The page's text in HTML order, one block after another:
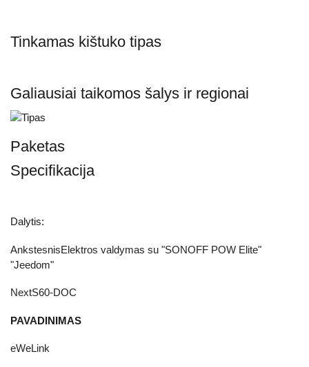
Tinkamas kištuko tipas
Galiausiai taikomos šalys ir regionai
Paketas
Specifikacija
Dalytis:
AnkstesnisElektros valdymas su "SONOFF POW Elite"
"Jeedom"
NextS60-DOC
PAVADINIMAS
eWeLink